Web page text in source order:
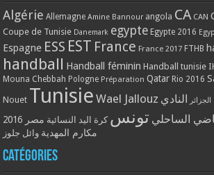
Algérie Allemagne Amine Bannour angola CA CAN
Coupe de Tunisie Danemark egypte Egypte 2016
Espagne ESS EST France France 2017 FTHB
handball Handball féminin Handball tunisie
Mouna Chebbah Pologne Préparation Qatar Rio 2016
Nouet Tunisie Wael Jallouz الجزائر النادي
الساحلي تونس كرة اليد النسائية مصر 2016
مكارم المهدية وائل جلوز
Catégories